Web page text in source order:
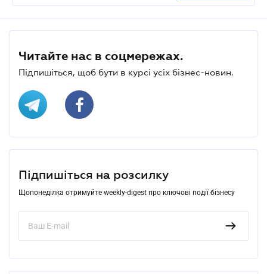
Читайте нас в соцмережах.
Підпишіться, щоб бути в курсі усіх бізнес-новин.
Підпишіться на розсилку
Щопонеділка отримуйте weekly-digest про ключові події бізнесу